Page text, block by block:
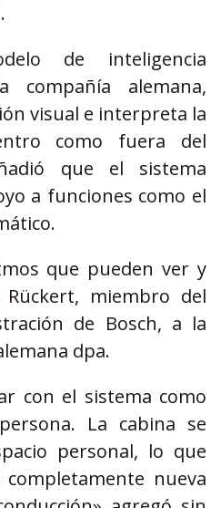
de inteligencia
compañía alemana,
visual e interpreta la
como fuera del
que el sistema
a funciones como el
que pueden ver y
miembro del
de Bosch, a la
dpa.
con el sistema como
La cabina se
personal, lo que
nueva